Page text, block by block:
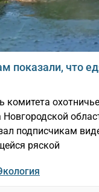
показали, что
комитета
Новгородской
подписчикам
ряской